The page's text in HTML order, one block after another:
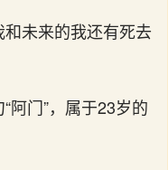
未来的我还有死去
阿门”，属于23岁的